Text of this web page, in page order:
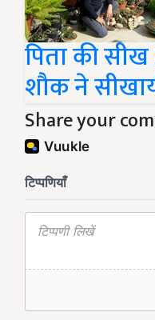
पिता की
शौक ने
Share your